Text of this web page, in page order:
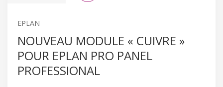
EPLAN
NOUVEAU MODULE « CUIVRE »
POUR EPLAN PRO PANEL
PROFESSIONAL